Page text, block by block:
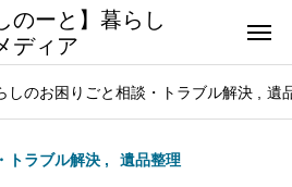
のーと】暮らし
ディア
しのお困りごと相談・トラブル解決 遺
トラブル解決 遺品整理